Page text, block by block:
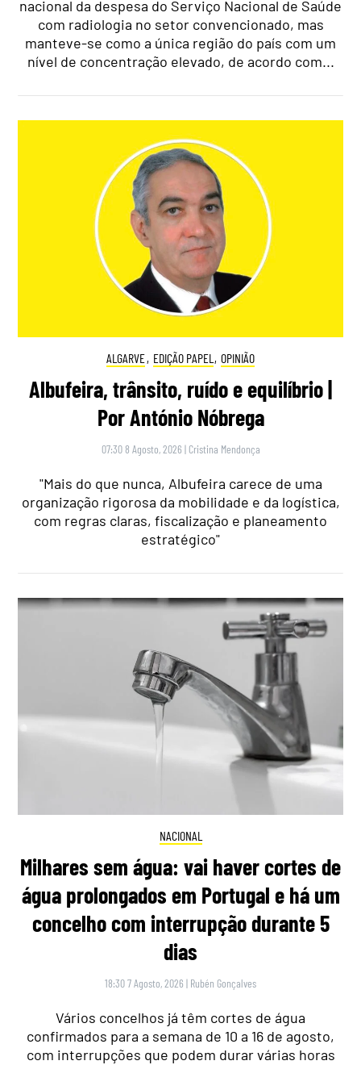
nacional da despesa do Serviço Nacional de Saúde
com radiologia no setor convencionado, mas
manteve-se como a única região do país com um
nível de concentração elevado, de acordo com...
ALGARVE, EDIÇÃO PAPEL , OPINIÃO
Albufeira, trânsito, ruído e equilíbrio |
Por António Nóbrega
07:30 8 Agosto, 2026 | Cristina Mendonça
"Mais do que nunca, Albufeira carece de uma
organização rigorosa da mobilidade e da logística,
com regras claras, fiscalização e planeamento
estratégico"
NACIONAL
Milhares sem água: vai haver cortes de
água prolongados em Portugal e há um
concelho com interrupção durante 5
dias
18:30 7 Agosto, 2026 | Rubén Gonçalves
Vários concelhos já têm cortes de água
confirmados para a semana de 10 a 16 de agosto,
com interrupções que podem durar várias horas